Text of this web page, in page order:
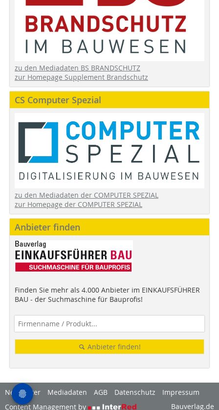
zu den Mediadaten BS BRANDSCHUTZ
zur Homepage Supplement Brandschutz
CS Computer Spezial
zu den Mediadaten der COMPUTER SPEZIAL
zur Homepage der COMPUTER SPEZIAL
Anbieter finden
Finden Sie mehr als 4.000 Anbieter im EINKAUFSFÜHRER
BAU - der Suchmaschine für Bauprofis!
Anbieter finden!
Newsletter Mediadaten AGB Datenschutz
Impressum
Content Management by
Bauverlag.de